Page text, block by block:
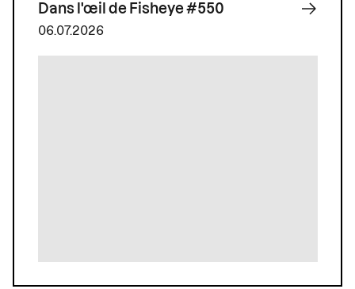
Dans l'œil de Fisheye #550
06.07.2026